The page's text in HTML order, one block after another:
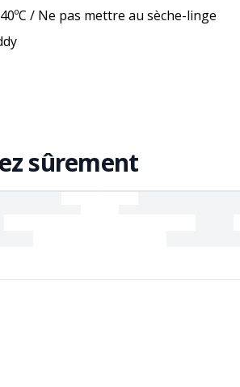
/ Ne pas mettre au sèche-linge
sûrement